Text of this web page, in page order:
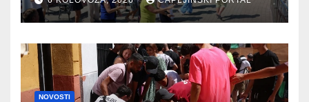
NOVOSTI